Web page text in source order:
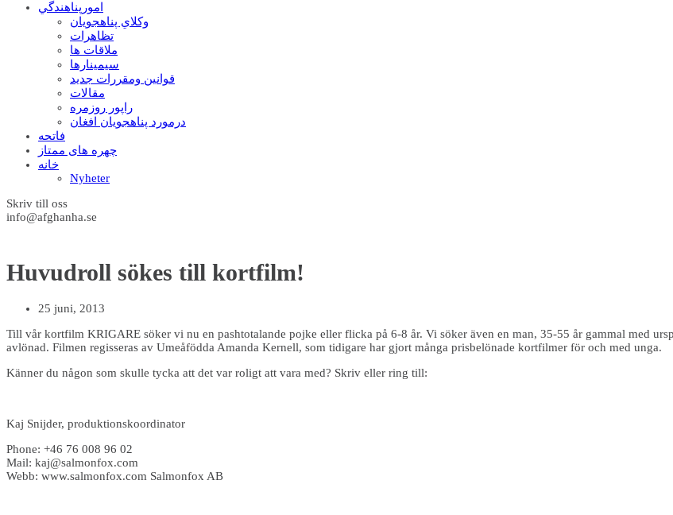
امورپناهندگي
وکلاي پناهجويان
تظاهرات
ملاقات ها
سيمينارها
قوانين ومقررات جديد
مقالات
راپور روزمره
درمورد پناهجويان افغان
فاتحه
چهره های ممتاز
خانه
Nyheter
Skriv till oss
info@afghanha.se
Huvudroll sökes till kortfilm!
25 juni, 2013
Till vår kortfilm KRIGARE söker vi nu en pashtotalande pojke eller flicka på 6-8 år. Vi söker även en man, 35-55 år gammal med
avlönad. Filmen regisseras av Umeåfödda Amanda Kernell, som tidigare har gjort många prisbelönade kortfilmer för och med unga.
Känner du någon som skulle tycka att det var roligt att vara med? Skriv eller ring till:
Kaj Snijder, produktionskoordinator
Phone: +46 76 008 96 02
Mail: kaj@salmonfox.com
Webb: www.salmonfox.com Salmonfox AB